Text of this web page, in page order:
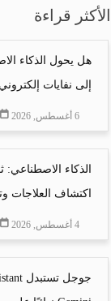
الأكثر قراءة
هل يحول الذكاء
إلى نفايات
6 أغسطس, 2026
الذكاء الاصطناعي:
اكتشاف العلاجات
4 أغسطس, 2026